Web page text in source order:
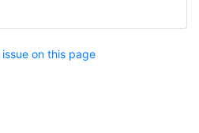
on this page